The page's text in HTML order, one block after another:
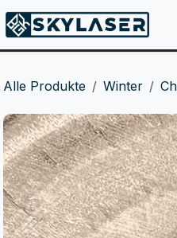
Alle Produkte Winter